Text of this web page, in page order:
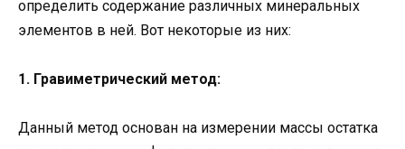
определить содержание различных минеральных
элементов в ней. Вот некоторые из них:
1. Гравиметрический метод:
Данный метод основан на измерении массы остатка